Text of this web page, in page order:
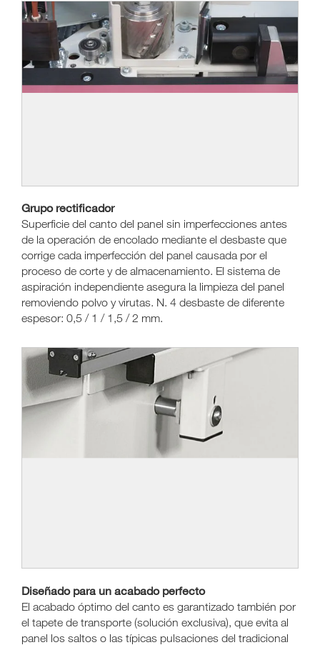
Grupo rectificador
Superficie del canto del panel sin imperfecciones antes
de la operación de encolado mediante el desbaste que
corrige cada imperfección del panel causada por el
proceso de corte y de almacenamiento. El sistema de
aspiración independiente asegura la limpieza del panel
removiendo polvo y virutas. N. 4 desbaste de diferente
espesor: 0,5 / 1 / 1,5 / 2 mm.
Diseñado para un acabado perfecto
El acabado óptimo del canto es garantizado también por
el tapete de transporte (solución exclusiva), que evita al
panel los saltos o las típicas pulsaciones del tradicional